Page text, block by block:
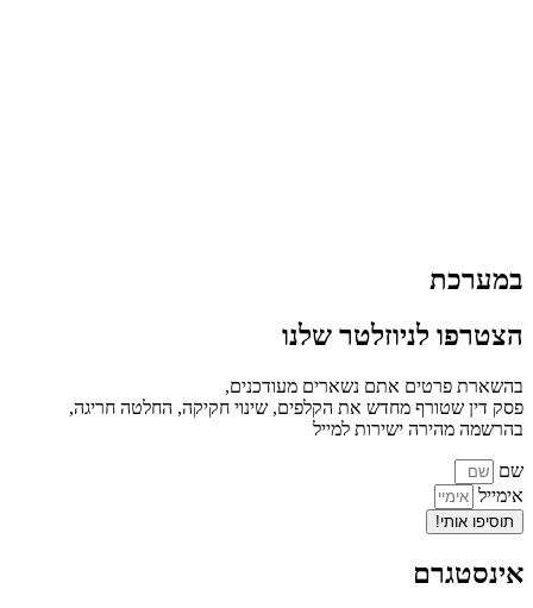
במערכת
הצטרפו לניוזלטר שלנו
בהשארת פרטים אתם נשארים מעודכנים,
פסק דין שטורף מחדש את הקלפים, שינוי חקיקה, החלטה חריגה,
בהרשמה מהירה ישירות למייל
שם
אימייל
תוסיפו אותי!
אינסטגרם